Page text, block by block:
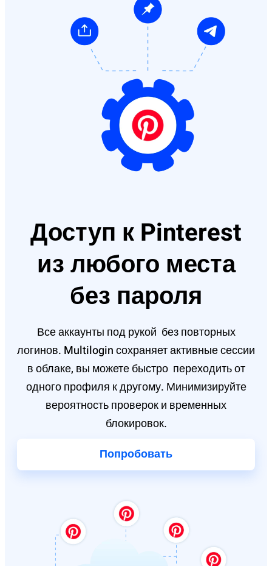
Доступ к Pinterest
из любого места
без пароля
Все аккаунты под рукой без повторных
логинов. Multilogin сохраняет активные сессии
в облаке, вы можете быстро переходить от
одного профиля к другому. Минимизируйте
вероятность проверок и временных
блокировок.
Попробовать